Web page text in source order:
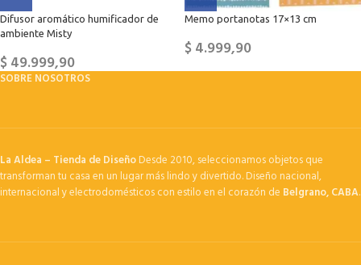
Difusor aromático humificador de
ambiente Misty
$49.999,90
Memo portanotas 17×13 cm
$4.999,90
SOBRE NOSOTROS
La Aldea – Tienda de DiseñoDesde 2010, seleccionamos objetos que
transforman tu casa en un lugar más lindo y divertido. Diseño nacional,
internacional y electrodomésticos con estilo en el corazón de Belgrano, CABA.